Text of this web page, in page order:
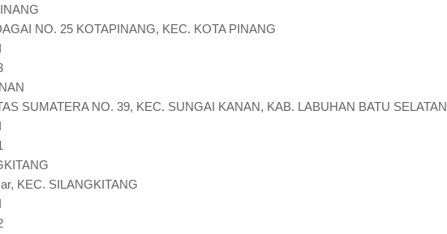
NO. 25 KOTAPINANG, KEC. KOTA PINANG
SUMATERA NO. 39, KEC. SUNGAI KANAN, KAB. LABUHAN BATU SELATAN
KEC. SILANGKITANG